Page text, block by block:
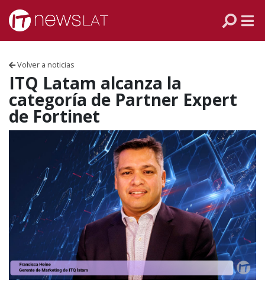
Skip to content
Volver a noticias
ITQ Latam alcanza la
categoría de Partner Expert
de Fortinet ECUADOR
PERÚ
CHILE
ARGENTINA
MÉXICO